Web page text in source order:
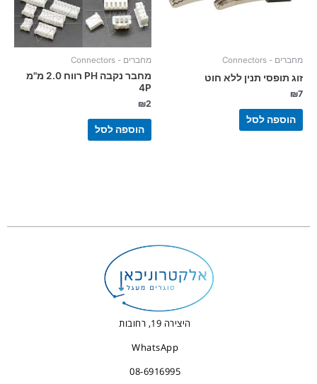
מחברים - Connectors
זוג תופסי תנין ללא חוט
₪7
הוספה לסל
מחברים - Connectors
מחבר נקבה PH רווח 2.0 מ"מ
4P
₪2
הוספה לסל
היצירה 19, רחובות
WhatsApp
08-6916995